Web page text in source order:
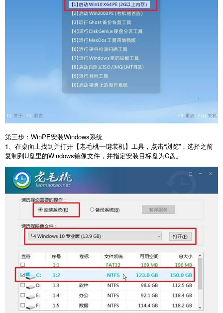
第三步： WinPE安装Windows系统
1、在桌面上找到并打开【老毛桃一键装机】工具，点击“浏览”，选择之前
复制到U盘里的Windows镜像文件，并指定安装目标盘为C盘。